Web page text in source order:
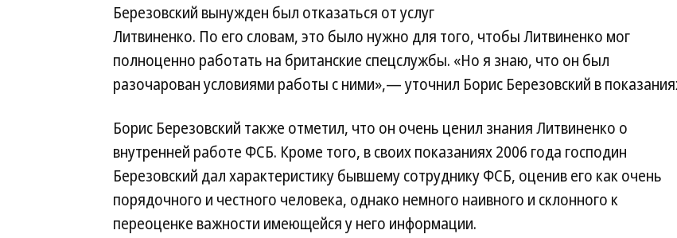
Березовский вынужден был отказаться от услуг
Литвиненко. По его словам, это было нужно для того, чтобы Литвиненко мог
полноценно работать на британские спецслужбы. «Но я знаю, что он был
разочарован условиями работы с ними»,— уточнил Борис Березовский в
Борис Березовский также отметил, что он очень ценил знания Литвиненко о
внутренней работе ФСБ. Кроме того, в своих показаниях 2006 года господин
Березовский дал характеристику бывшему сотруднику ФСБ, оценив его как очень
порядочного и честного человека, однако немного наивного и склонного к
переоценке важности имеющейся у него информации.